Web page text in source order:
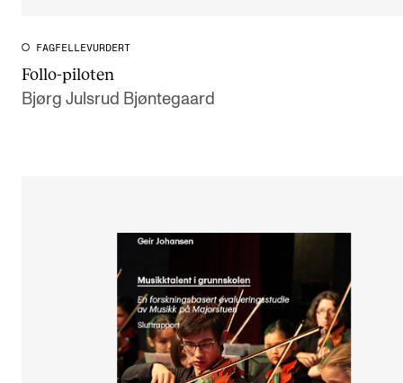
FAGFELLEVURDERT
Follo-piloten
Bjørg Julsrud Bjøntegaard